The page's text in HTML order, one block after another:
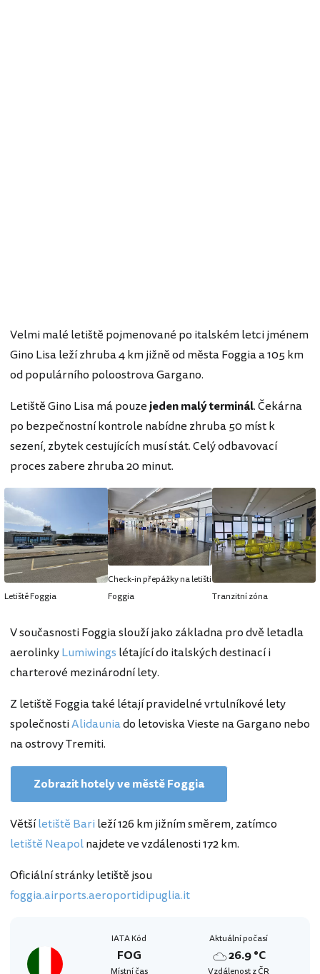
Velmi malé letiště pojmenované po italském letci jménem
Gino Lisa leží zhruba 4 km jižně od města Foggia a 105 km
od populárního poloostrova Gargano.
Letiště Gino Lisa má pouzejeden malý terminál. Čekárna
po bezpečnostní kontrole nabídne zhruba 50 míst k
sezení, zbytek cestujících musí stát. Celý odbavovací
proces zabere zhruba 20 minut.
Letiště Foggia
Check-in přepážky na letišti
Foggia
Tranzitní zóna
V současnosti Foggia slouží jako základna pro dvě letadla
aerolinkyLumiwings létající do italských destinací i
charterové mezinárodní lety.
Z letiště Foggia také létají pravidelné vrtulníkové lety
společnostiAlidauniado letoviska Vieste na Gargano nebo
na ostrovy Tremiti.
Zobrazit hotely ve městě Foggia
Většíletiště Bari leží 126 km jižním směrem, zatímco
letiště Neapolnajdete ve vzdálenosti 172 km.
Oficiální stránky letiště jsou
foggia.airports.aeroportidipuglia.it
IATA Kód
FOG
Aktuální počasí
26.9 °C
Místní čas Vzdálenost z ČR